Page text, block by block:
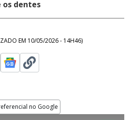
os dentes
EM 10/05/2026 - 14H46)
no Google
explore